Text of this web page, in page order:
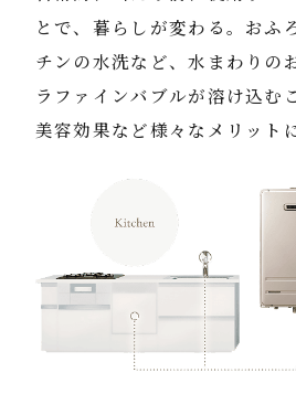
とで、暮らしが変わる。おふ
チンの水洗など、水まわりの
ラファインバブルが溶け込む
美容効果など様々なメリット